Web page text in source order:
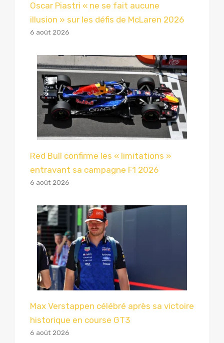
Oscar Piastri « ne se fait aucune
illusion » sur les défis de McLaren 2026
6 août 2026
Red Bull confirme les « limitations »
entravant sa campagne F1 2026
6 août 2026
Max Verstappen célébré après sa victoire
historique en course GT3
6 août 2026